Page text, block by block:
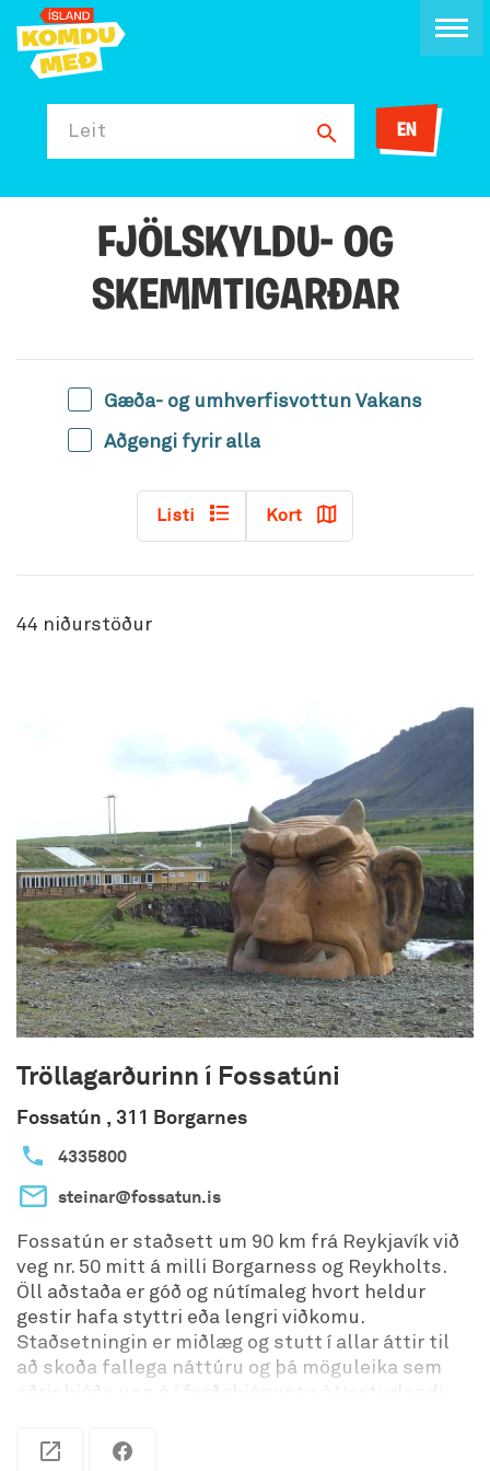
Leit EN
FJÖLSKYLDU- OG
SKEMMTIGARÐAR
Gæða- og umhverfisvottun Vakans
Aðgengi fyrir alla
Listi Kort
44 niðurstöður
Tröllagarðurinn í Fossatúni
Fossatún , 311 Borgarnes
4335800
steinar@fossatun.is
Fossatún er staðsett um 90 km frá Reykjavík við
veg nr. 50 mitt á milli Borgarness og Reykholts.
Öll aðstaða er góð og nútímaleg hvort heldur
gestir hafa styttri eða lengri viðkomu.
Staðsetningin er miðlæg og stutt í allar áttir til
að skoða fallega náttúru og þá möguleika sem
vinylplötu- (3000 plötur) og CD safn (5000 diskar)